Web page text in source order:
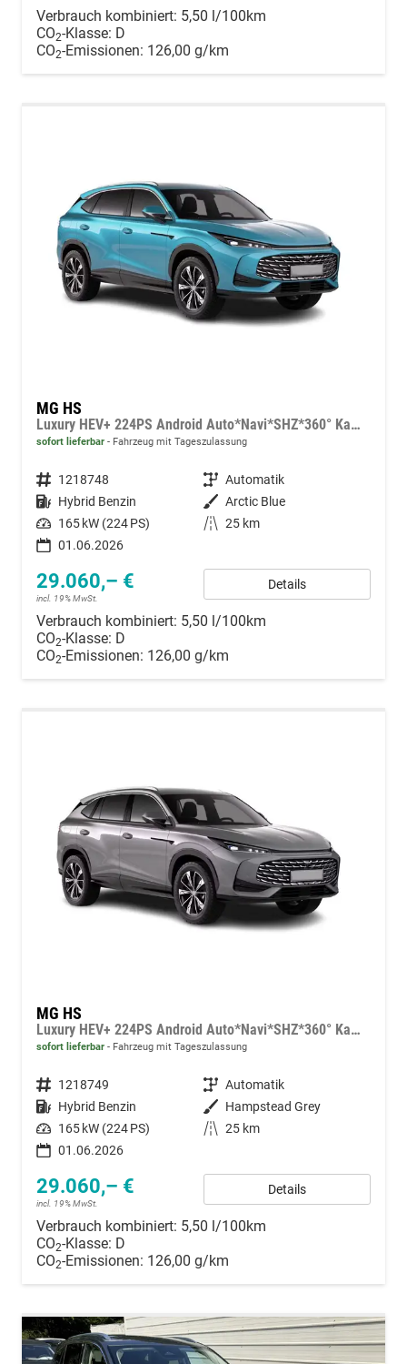
Verbrauch kombiniert: 5,50 l/100km
CO2-Klasse: D
CO2-Emissionen: 126,00 g/km
MG HS
Luxury HEV+ 224PS Android Auto*Navi*SHZ*360° Kamera*Keyless*Leder*E-Heck/PDC v/h*
sofort lieferbar Fahrzeug mit Tageszulassung
Fahrzeugnummer 1218748 Getriebe Automatik
Kraftstoff Hybrid Benzin Außenfarbe Arctic Blue
Leistung 165 kW (224 PS) Kilometerstand 25 km
01.06.2026
29.060,– €
incl. 19% MwSt.
Details
Verbrauch kombiniert: 5,50 l/100km
CO2-Klasse: D
CO2-Emissionen: 126,00 g/km
MG HS
Luxury HEV+ 224PS Android Auto*Navi*SHZ*360° Kamera*Keyless*Leder*E-Heck/PDC v/h*
sofort lieferbar Fahrzeug mit Tageszulassung
Fahrzeugnummer 1218749 Getriebe Automatik
Kraftstoff Hybrid Benzin Außenfarbe Hampstead Grey
Leistung 165 kW (224 PS) Kilometerstand 25 km
01.06.2026
29.060,– €
incl. 19% MwSt.
Details
Verbrauch kombiniert: 5,50 l/100km
CO2-Klasse: D
CO2-Emissionen: 126,00 g/km